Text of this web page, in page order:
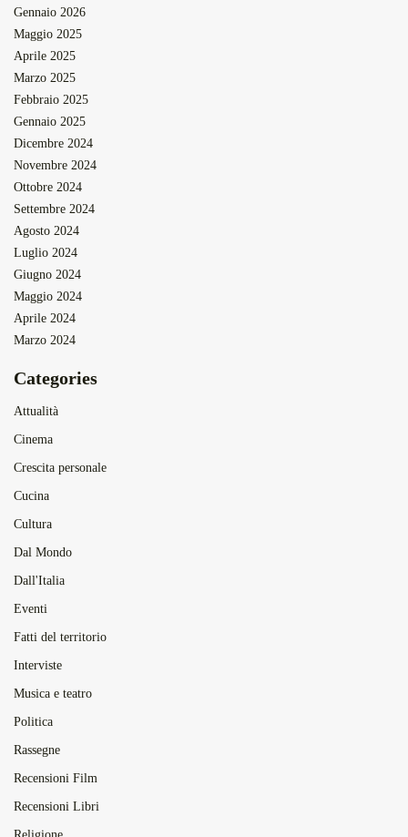
Gennaio 2026
Maggio 2025
Aprile 2025
Marzo 2025
Febbraio 2025
Gennaio 2025
Dicembre 2024
Novembre 2024
Ottobre 2024
Settembre 2024
Agosto 2024
Luglio 2024
Giugno 2024
Maggio 2024
Aprile 2024
Marzo 2024
Categories
Attualità
Cinema
Crescita personale
Cucina
Cultura
Dal Mondo
Dall'Italia
Eventi
Fatti del territorio
Interviste
Musica e teatro
Politica
Rassegne
Recensioni Film
Recensioni Libri